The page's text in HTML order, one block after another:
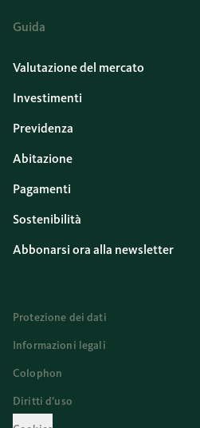
Guida
Valutazione del mercato
Investimenti
Previdenza
Abitazione
Pagamenti
Sostenibilità
Abbonarsi ora alla newsletter
Protezione dei dati
Informazioni legali
Colophon
Diritti d’uso